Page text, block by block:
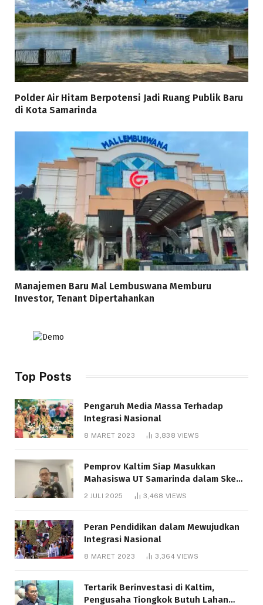
Polder Air Hitam Berpotensi Jadi Ruang Publik Baru
di Kota Samarinda
Manajemen Baru Mal Lembuswana Memburu
Investor, Tenant Dipertahankan
Top Posts
Pengaruh Media Massa Terhadap
Integrasi Nasional
8 MARET 2023 3,838VIEWS
Pemprov Kaltim Siap Masukkan
Mahasiswa UT Samarinda dalam Skema
Bantuan Pendidikan Gratispol
2 JULI 2025 3,468 VIEWS
Peran Pendidikan dalam Mewujudkan
Integrasi Nasional
8 MARET 2023 3,364VIEWS
Tertarik Berinvestasi di Kaltim,
Pengusaha Tiongkok Butuh Lahan